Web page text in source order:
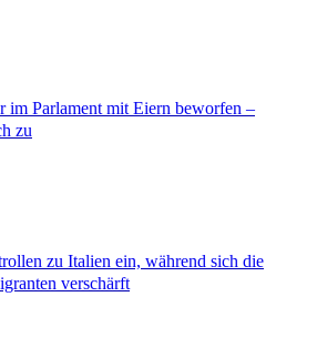
im Parlament mit Eiern beworfen –
zu
zu Italien ein, während sich die
verschärft